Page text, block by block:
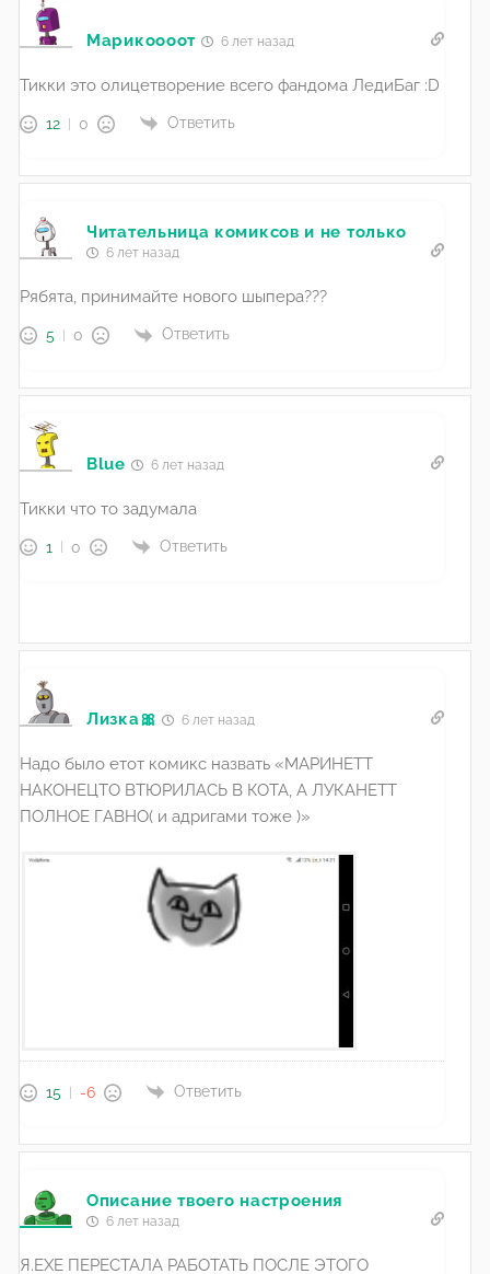
Марикоооот 6 лет назад
Тикки это олицетворение всего фандома ЛедиБаг :D
12 0 Ответить
Читательница комиксов и не только
6 лет назад
Рябята, принимайте нового шыпера???
5 0 Ответить
Blue 6 лет назад
Тикки что то задумала
1 0 Ответить
Лизка🎀 6 лет назад
Надо было етот комикс назвать «МАРИНЕТТ
НАКОНЕЦТО ВТЮРИЛАСЬ В КОТА, А ЛУКАНЕТТ
ПОЛНОЕ ГАВНО( и адригами тоже )»
15 -6 Ответить
Описание твоего настроения
6 лет назад
Я.EXE ПЕРЕСТАЛА РАБОТАТЬ ПОСЛЕ ЭТОГО